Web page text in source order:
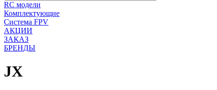
RC модели
Комплектующие
Система FPV
АКЦИИ
ЗАКАЗ
БРЕНДЫ
JX